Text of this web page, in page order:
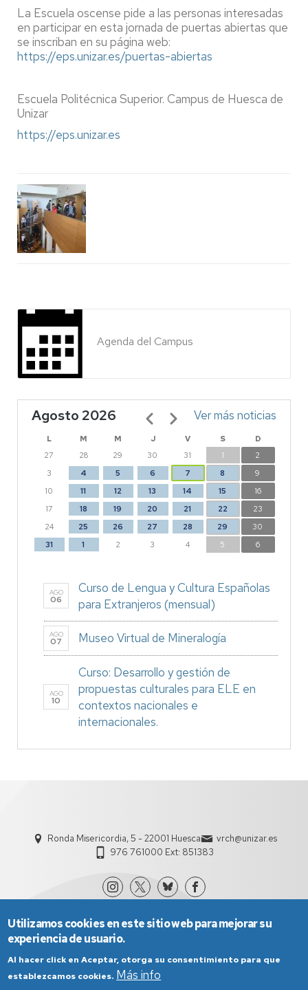
La Escuela oscense pide a las personas interesadas
en participar en esta jornada de puertas abiertas que
se inscriban en su página web:
https://eps.unizar.es/puertas-abiertas
Escuela Politécnica Superior. Campus de Huesca de
Unizar
https://eps.unizar.es
Agenda del Campus
Agosto 2026
L M M J V S
D
27
28 29 30 31 1
2
3
4 5 6 7 8
9
10
11 12 13 14 15
16
17
18 19 20 21 22
23
24
25 26 27 28 29
30
31
1 2 3 4 5 6
Paginación Ver más noticias
AGO
06
Curso de Lengua y Cultura Españolas
para Extranjeros (mensual)
AGO
07 Museo Virtual de Mineralogía
AGO
10
Curso: Desarrollo y gestión de
propuestas culturales para ELE en
contextos nacionales e
internacionales.
Ronda Misericordia, 5 - 22001 Huesca
vrch@unizar.es
976 761000 Ext: 851383
Utilizamos cookies en este sitio web para mejorar su
experiencia de usuario.
Al hacer click en Aceptar, otorga su consentimiento para que
establezcamos cookies. Más info